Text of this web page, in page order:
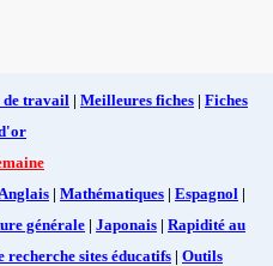
de travail | Meilleures fiches | Fiches
Anglais | Mathématiques | Espagnol |
générale | Japonais | Rapidité au
recherche sites éducatifs | Outils